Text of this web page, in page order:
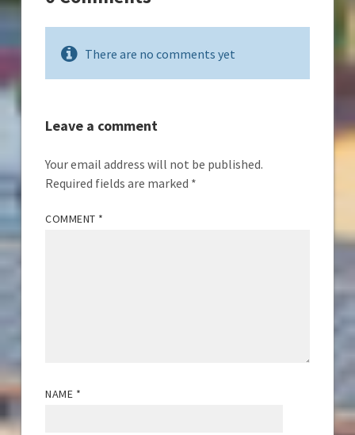
There are no comments yet
Leave a comment
Your email address will not be published.
Required fields are marked *
COMMENT *
NAME *